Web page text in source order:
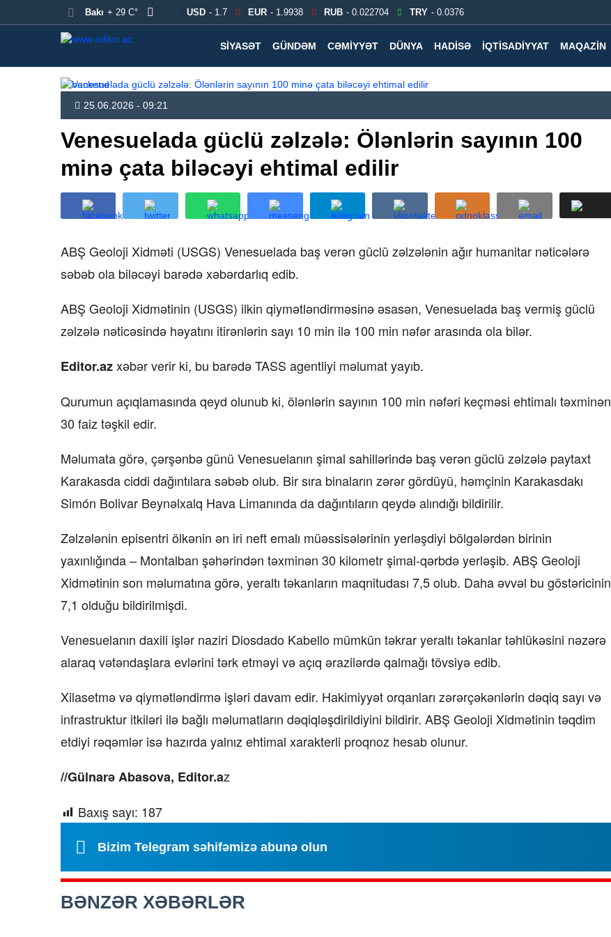
Bakı + 29 C° USD - 1.7 EUR - 1.9938 RUB - 0.022704 TRY - 0.0376
SIYASƏT GÜNDƏM CƏMIYYƏT DÜNYA HADISƏ İQTISADIYYAT MAQAZIN
25.06.2026 - 09:21
Venesuelada güclü zəlzələ: Ölənlərin sayının 100
minə çata biləcəyi ehtimal edilir
ABŞ Geoloji Xidməti (USGS) Venesuelada baş verən güclü zəlzələnin ağır humanitar nəticələrə
səbəb ola biləcəyi barədə xəbərdarlıq edib.
ABŞ Geoloji Xidmətinin (USGS) ilkin qiymətləndirməsinə əsasən, Venesuelada baş vermiş güclü
zəlzələ nəticəsində həyatını itirənlərin sayı 10 min ilə 100 min nəfər arasında ola bilər.
Editor.azxəbər verir ki, bu barədə TASS agentliyi məlumat yayıb.
Qurumun açıqlamasında qeyd olunub ki, ölənlərin sayının 100 min nəfəri keçməsi ehtimalı təxminən
30 faiz təşkil edir.
Məlumata görə, çərşənbə günü Venesuelanın şimal sahillərində baş verən güclü zəlzələ paytaxt
Karakasda ciddi dağıntılara səbəb olub. Bir sıra binaların zərər gördüyü, həmçinin Karakasdakı
Simón Bolivar Beynəlxalq Hava Limanında da dağıntıların qeydə alındığı bildirilir.
Zəlzələnin episentri ölkənin ən iri neft emalı müəssisələrinin yerləşdiyi bölgələrdən birinin
yaxınlığında – Montalban şəhərindən təxminən 30 kilometr şimal-qərbdə yerləşib. ABŞ Geoloji
Xidmətinin son məlumatına görə, yeraltı təkanların maqnitudası 7,5 olub. Daha əvvəl bu göstəricinin
7,1 olduğu bildirilmişdi.
Venesuelanın daxili işlər naziri Diosdado Kabello mümkün təkrar yeraltı təkanlar təhlükəsini nəzərə
alaraq vətəndaşlara evlərini tərk etməyi və açıq ərazilərdə qalmağı tövsiyə edib.
Xilasetmə və qiymətləndirmə işləri davam edir. Hakimiyyət orqanları zərərçəkənlərin dəqiq sayı və
infrastruktur itkiləri ilə bağlı məlumatların dəqiqləşdirildiyini bildirir. ABŞ Geoloji Xidmətinin təqdim
etdiyi rəqəmlər isə hazırda yalnız ehtimal xarakterli proqnoz hesab olunur.
//Gülnarə Abasova, Editor.az
Baxış sayı: 187
Bizim Telegram səhifəmizə abunə olun
BƏNZƏR XƏBƏRLƏR